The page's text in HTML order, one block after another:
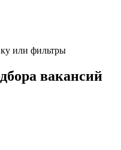
или фильтры
вакансий